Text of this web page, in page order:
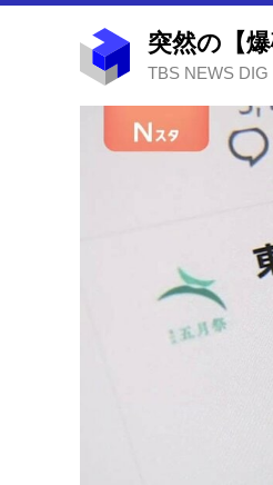
TBS NEWS